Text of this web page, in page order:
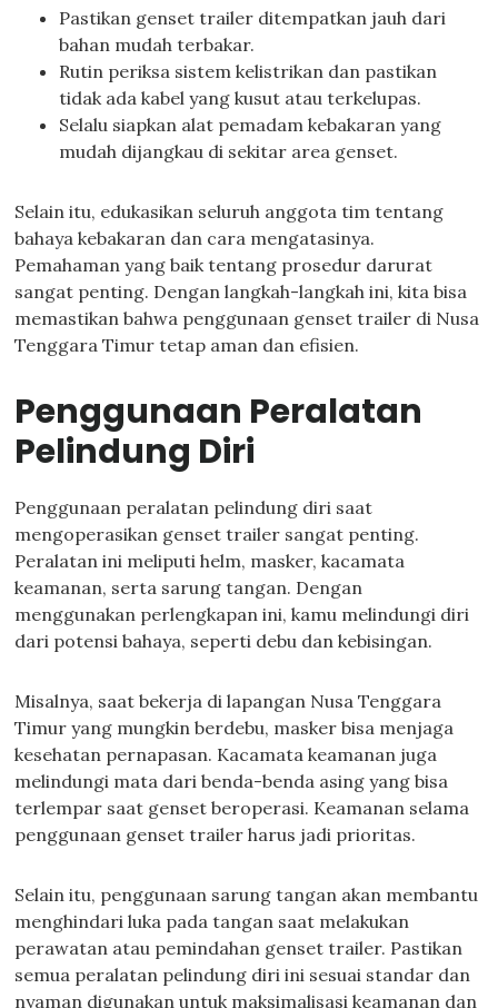
Pastikan genset trailer ditempatkan jauh dari
bahan mudah terbakar.
Rutin periksa sistem kelistrikan dan pastikan
tidak ada kabel yang kusut atau terkelupas.
Selalu siapkan alat pemadam kebakaran yang
mudah dijangkau di sekitar area genset.
Selain itu, edukasikan seluruh anggota tim tentang
bahaya kebakaran dan cara mengatasinya.
Pemahaman yang baik tentang prosedur darurat
sangat penting. Dengan langkah-langkah ini, kita bisa
memastikan bahwa penggunaan genset trailer di Nusa
Tenggara Timur tetap aman dan efisien.
Penggunaan Peralatan
Pelindung Diri
Penggunaan peralatan pelindung diri saat
mengoperasikan genset trailer sangat penting.
Peralatan ini meliputi helm, masker, kacamata
keamanan, serta sarung tangan. Dengan
menggunakan perlengkapan ini, kamu melindungi diri
dari potensi bahaya, seperti debu dan kebisingan.
Misalnya, saat bekerja di lapangan Nusa Tenggara
Timur yang mungkin berdebu, masker bisa menjaga
kesehatan pernapasan. Kacamata keamanan juga
melindungi mata dari benda-benda asing yang bisa
terlempar saat genset beroperasi. Keamanan selama
penggunaan genset trailer harus jadi prioritas.
Selain itu, penggunaan sarung tangan akan membantu
menghindari luka pada tangan saat melakukan
perawatan atau pemindahan genset trailer. Pastikan
semua peralatan pelindung diri ini sesuai standar dan
nyaman digunakan untuk maksimalisasi keamanan dan